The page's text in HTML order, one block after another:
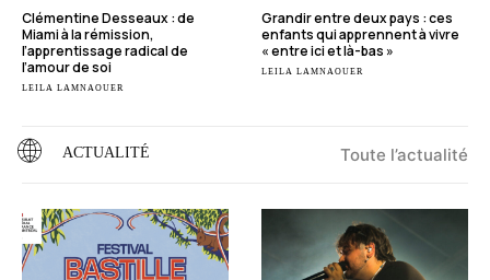
Clémentine Desseaux : de
Miami à la rémission,
l’apprentissage radical de
l’amour de soi
LEILA LAMNAOUER
Grandir entre deux pays : ces
enfants qui apprennent à vivre
« entre ici et là-bas »
LEILA LAMNAOUER
ACTUALITÉ Toute l’actualité